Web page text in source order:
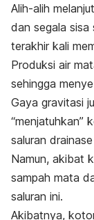
Alih-alih
dan segala sisa
terakhir kali
Produksi air
sehingga
Gaya gravitasi
“menjatuhkan”
saluran
Namun, akibat
sampah mata
saluran ini.
Akibatnya,